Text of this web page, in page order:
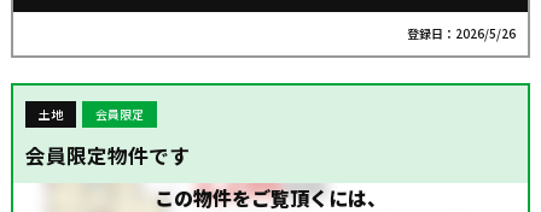
登録日：2026/5/26
土地 会員限定
会員限定物件です
この物件をご覧頂くには、